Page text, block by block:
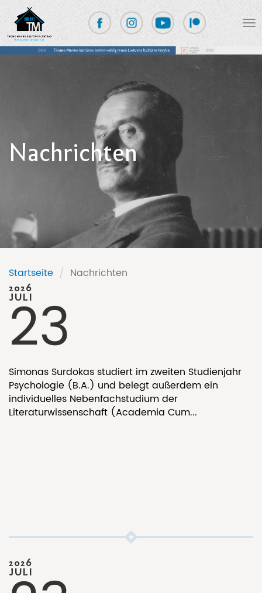
Nachrichten
Startseite / Nachrichten
Simonas Surdokas studiert im zweiten Studienjahr
Psychologie (B.A.) und belegt außerdem ein
individuelles Nebenfachstudium der
Literaturwissenschaft (Academia Cum...
2026
JULI
23
2026
JULI